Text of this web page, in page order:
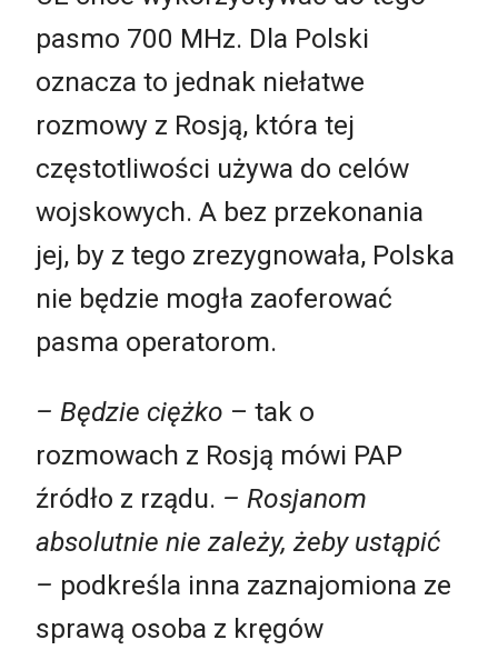
pasmo 700 MHz. Dla Polski
oznacza to jednak niełatwe
rozmowy z Rosją, która tej
częstotliwości używa do celów
wojskowych. A bez przekonania
jej, by z tego zrezygnowała, Polska
nie będzie mogła zaoferować
pasma operatorom.
– Będzie ciężko – tak o
rozmowach z Rosją mówi PAP
źródło z rządu. – Rosjanom
absolutnie nie zależy, żeby ustąpić
– podkreśla inna zaznajomiona ze
sprawą osoba z kręgów